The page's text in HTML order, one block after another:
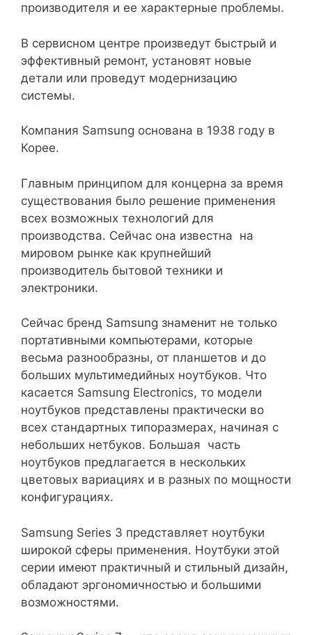
производителя и ее характерные проблемы.
В сервисном центре произведут быстрый и
эффективный ремонт, установят новые
детали или проведут модернизацию
системы.
Компания Samsung основана в 1938 году в
Корее.
Главным принципом для концерна за время
существования было решение применения
всех возможных технологий для
производства. Сейчас она известна на
мировом рынке как крупнейший
производитель бытовой техники и
электроники.
Сейчас бренд Samsung знаменит не только
портативными компьютерами, которые
весьма разнообразны, от планшетов и до
больших мультимедийных ноутбуков. Что
касается Samsung Electronics, то модели
ноутбуков представлены практически во
всех стандартных типоразмерах, начиная с
небольших нетбуков. Большая часть
ноутбуков предлагается в нескольких
цветовых вариациях и в разных по мощности
конфигурациях.
Samsung Series 3 представляет ноутбуки
широкой сферы применения. Ноутбуки этой
серии имеют практичный и стильный дизайн,
обладают эргономичностью и большими
возможностями.